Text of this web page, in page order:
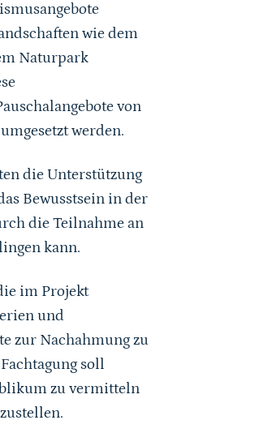
wie dem
Naturpark
von
werden.
die Unterstützung
Bewusstsein in der
die Teilnahme an
kann.
im Projekt
und
zur Nachahmung zu
soll
zu vermitteln